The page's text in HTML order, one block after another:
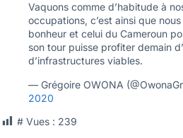
Vaquons comme d’habitude à
occupations, c’est ainsi que
bonheur et celui du Cameroun
son tour puisse profiter demain
d’infrastructures viables.
— Grégoire OWONA
2020
# Vues : 239